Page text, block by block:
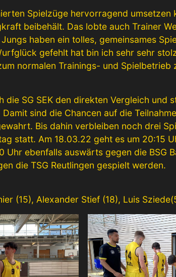
Spielzüge hervorragend umsetzen
beibehält. Das lobte auch Trainer
haben ein tolles, gemeinsames
gefehlt hat bin ich sehr sehr
normalen Trainings- und Spielbetrieb
SG SEK den direkten Vergleich und
sind die Chancen auf die
Bis dahin verbleiben noch drei
statt. Am 18.03.22 geht es um 20:15
ebenfalls auswärts gegen die BSG
die TSG Reutlingen gespielt werden.
(15), Alexander Stief (18), Luis